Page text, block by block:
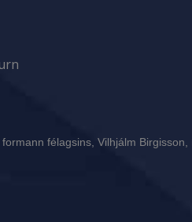
félagsins, Vilhjálm Birgisson,